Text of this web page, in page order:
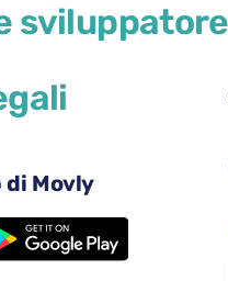
sviluppatore
di Movly
Cambio
Una
Android
extra al